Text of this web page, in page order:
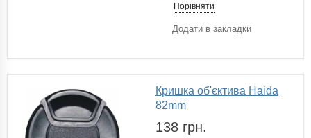
Порівняти
Додати в закладки
Кришка об'єктива Haida
82mm
138 грн.